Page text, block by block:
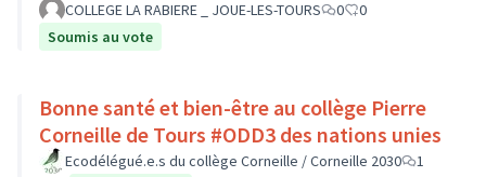
COLLEGE LA RABIERE _ JOUE-LES-TOURS 0
0
Soumis au vote
Bonne santé et bien-être au collège Pierre
Corneille de Tours #ODD3 des nations unies
Ecodélégué.e.s du collège Corneille / Corneille 2030
1